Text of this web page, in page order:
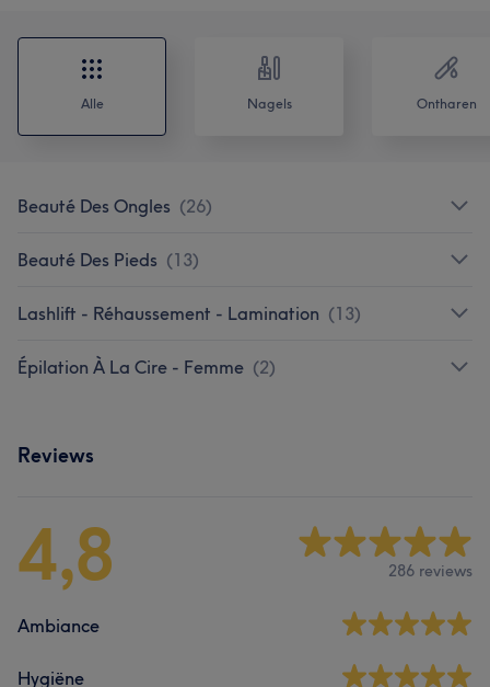
Alle Nagels Ontharen
Beauté Des Ongles (26)
Beauté Des Pieds (13)
Lashlift - Réhaussement - Lamination (13)
Épilation À La Cire - Femme (2)
Reviews
4,8 286 reviews
Ambiance
Hygiëne